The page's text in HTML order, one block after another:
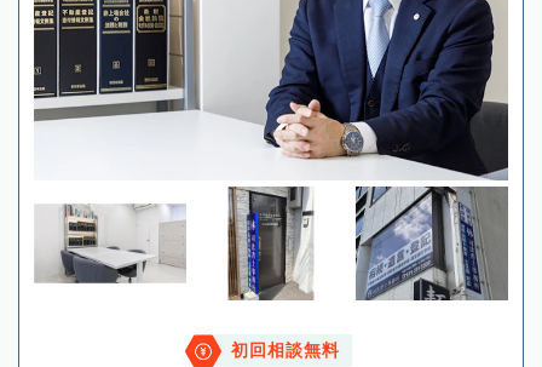
初回相談無料